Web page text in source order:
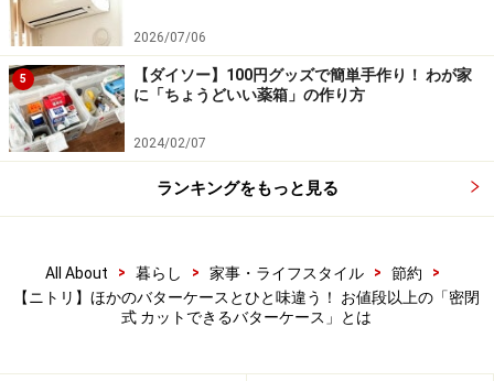
家事は使う道具によって、グッと楽になることがありま
す。バターケースを使ってみようと思っている人や使い
勝手の良いバターケースを探している人は、ニトリの
「密閉式 カットできるバターケース」を試してみてはい
かがでしょうか。
商品名：密閉式 カットできるバターケース
商品コード：8977839
2026/07/06
5
【ダイソー】100円グッズで簡単手作り！ わが家
に「ちょうどいい薬箱」の作り方
2024/02/07
ランキングをもっと見る
All About > 暮らし > 家事・ライフスタイル > 節約
>
【ニトリ】ほかのバターケースとひと味違う！ お値段以上の「密閉
式 カットできるバターケース」とは